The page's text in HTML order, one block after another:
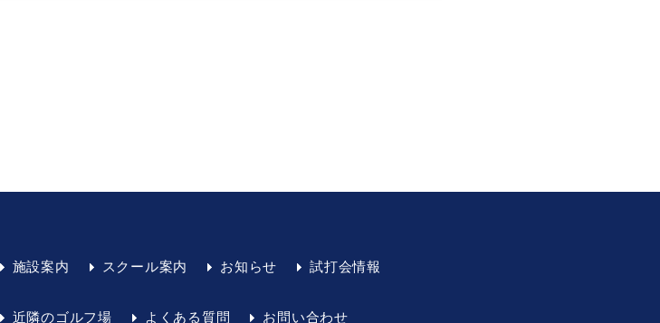
施設案内 スクール案内 お知らせ 試打会情報
近隣のゴルフ場 よくある質問 お問い合わせ